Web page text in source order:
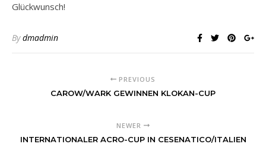
Glückwunsch!
Bydmadmin
PREVIOUS
CAROW/WARK GEWINNEN KLOKAN-CUP
NEWER
INTERNATIONALER ACRO-CUP IN CESENATICO/ITALIEN